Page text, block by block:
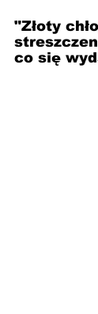
"Złoty
co się